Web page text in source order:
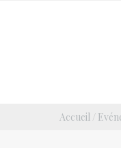
Accueil /